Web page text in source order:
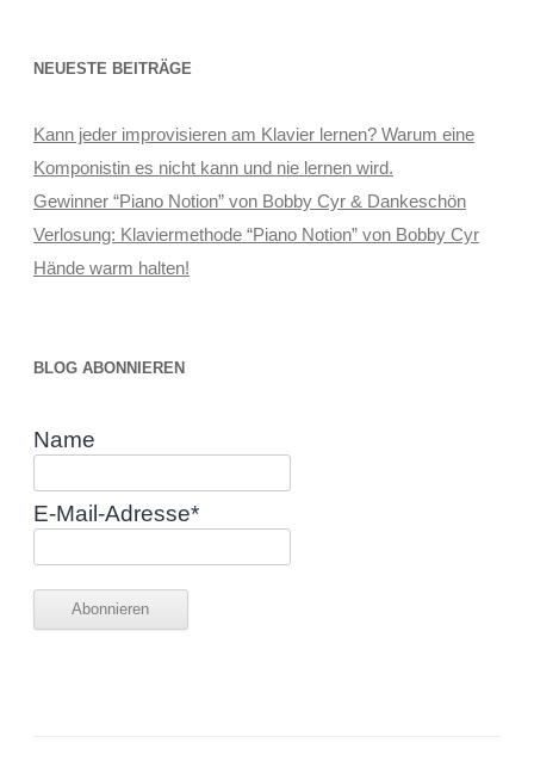
NEUESTE BEITRÄGE
Kann jeder improvisieren am Klavier lernen? Warum eine
Komponistin es nicht kann und nie lernen wird.
Gewinner “Piano Notion” von Bobby Cyr & Dankeschön
Verlosung: Klaviermethode “Piano Notion” von Bobby Cyr
Hände warm halten!
BLOG ABONNIEREN
Name
E-Mail-Adresse*